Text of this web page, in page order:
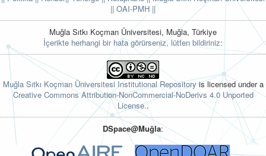
|| OAI-PMH ||
Muğla Sıtkı Koçman Üniversitesi, Muğla, Türkiye
İçerikte herhangi bir hata görürseniz, lütfen bildiriniz:
Muğla Sıtkı Koçman Üniversitesi Institutional Repositoryis licensed under a
Creative Commons Attribution-NonCommercial-NoDerivs 4.0 Unported
License..
DSpace@Muğla: